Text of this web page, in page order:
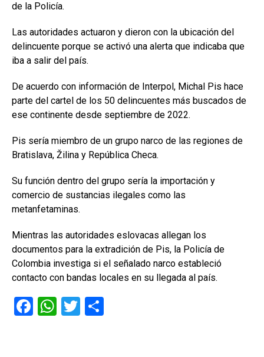
de la Policía.
Las autoridades actuaron y dieron con la ubicación del
delincuente porque se activó una alerta que indicaba que
iba a salir del país.
De acuerdo con información de Interpol, Michal Pis hace
parte del cartel de los 50 delincuentes más buscados de
ese continente desde septiembre de 2022.
Pis sería miembro de un grupo narco de las regiones de
Bratislava, Žilina y República Checa.
Su función dentro del grupo sería la importación y
comercio de sustancias ilegales como las
metanfetaminas.
Mientras las autoridades eslovacas allegan los
documentos para la extradición de Pis, la Policía de
Colombia investiga si el señalado narco estableció
contacto con bandas locales en su llegada al país.
F
W T